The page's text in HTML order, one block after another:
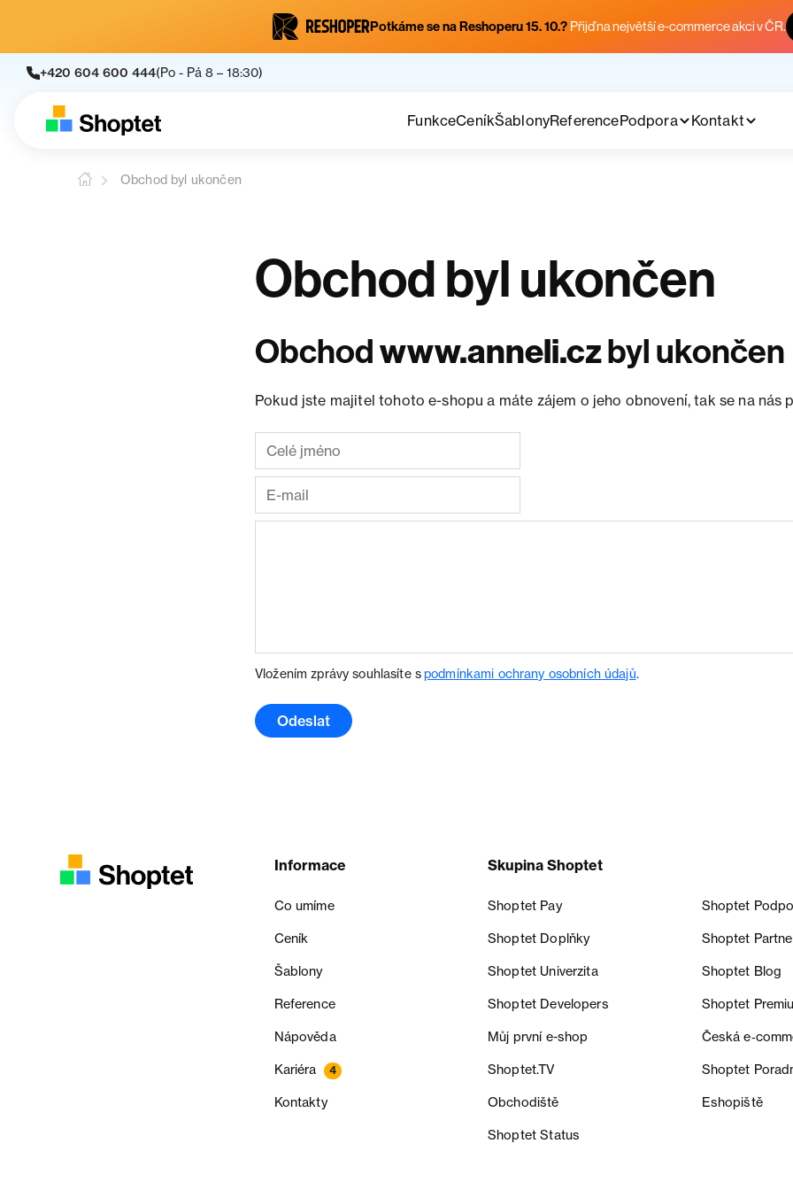
Potkáme se na Reshoperu 15. 10.? Přijď na největší e-commerce akci v ČR.
+420 604 600 444(Po - Pá 8 – 18:30)
FunkceCeníkŠablonyReferencePodpora Kontakt
Obchod byl ukončen
Obchod byl ukončen
Obchodwww.anneli.czbyl ukončen
Pokud jste majitel tohoto e-shopu a máte zájem o jeho obnovení, tak se na nás
Vložením zprávy souhlasíte spodmínkami ochrany osobních údajů.
Odeslat
Informace
Co umíme
Ceník
Šablony
Reference
Nápověda
Kariéra 4
Kontakty
Skupina Shoptet
Shoptet Pay Shoptet
Shoptet Doplňky Shoptet
Shoptet Univerzita Shoptet Blog
Shoptet Developers Shoptet
Můj první e-shop Česká
Shoptet.TV Shoptet
Obchodiště Eshopiště
Shoptet Status